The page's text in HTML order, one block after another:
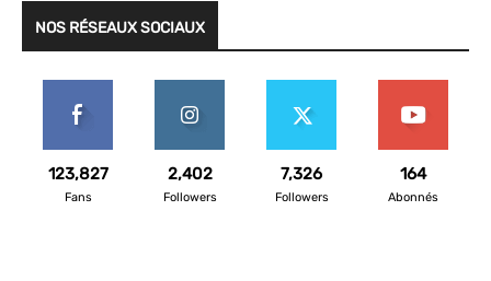
NOS RÉSEAUX SOCIAUX
123,827
Fans
2,402
Followers
7,326
Followers
164
Abonnés